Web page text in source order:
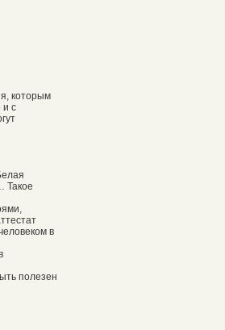
которым
и с
Такое
в
полезен